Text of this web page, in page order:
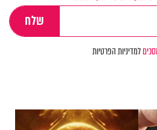
למדיניות הפרטיות